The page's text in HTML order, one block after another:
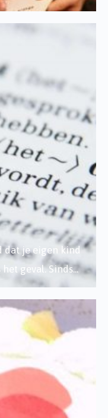
dat je eigen kind
geval. Sinds...